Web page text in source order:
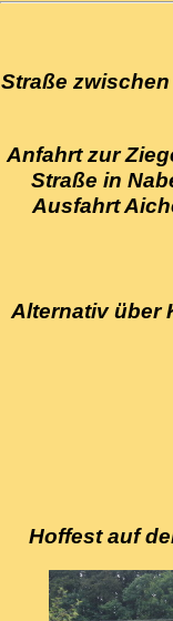
Straße
Anfahrt zur
Straße in
Ausfahrt
Alternativ über
Hoffest auf